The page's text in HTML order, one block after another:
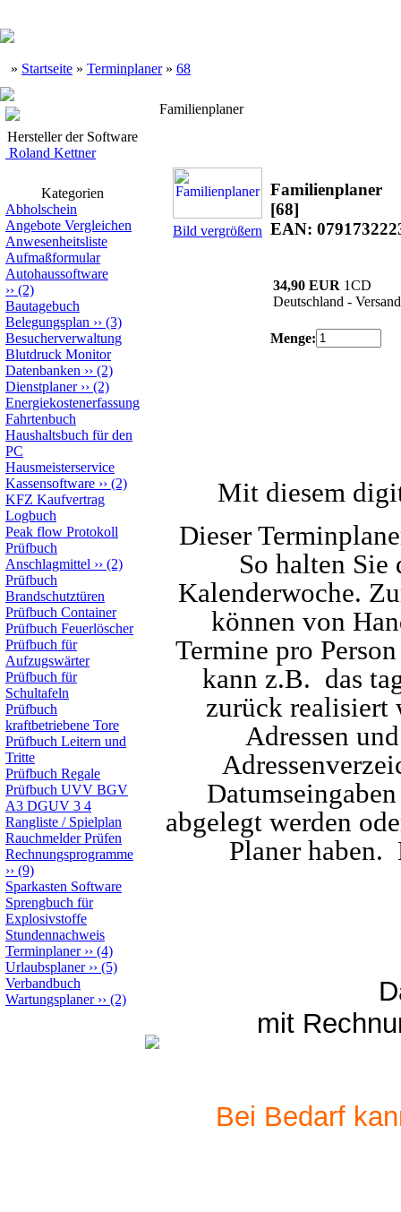
» Startseite » Terminplaner» 68
Hersteller der Software
Roland Kettner
Kategorien
Abholschein
Angebote Vergleichen
Anwesenheitsliste
Aufmaßformular
Autohaussoftware
›› (2)
Bautagebuch
Belegungsplan ›› (3)
Besucherverwaltung
Blutdruck Monitor
Datenbanken ›› (2)
Dienstplaner›› (2)
Energiekostenerfassung
Fahrtenbuch
Haushaltsbuch für den
PC
Hausmeisterservice
Kassensoftware ›› (2)
KFZ Kaufvertrag
Logbuch
Peak flow Protokoll
Prüfbuch
Anschlagmittel ›› (2)
Prüfbuch
Brandschutztüren
Prüfbuch Container
Prüfbuch Feuerlöscher
Prüfbuch für
Aufzugswärter
Prüfbuch für
Schultafeln
Prüfbuch
kraftbetriebene Tore
Prüfbuch Leitern und
Tritte
Prüfbuch Regale
Prüfbuch UVV BGV
A3 DGUV 3 4
Rangliste / Spielplan
Rauchmelder Prüfen
Rechnungsprogramme
›› (9)
Sparkasten Software
Sprengbuch für
Explosivstoffe
Stundennachweis
Terminplaner›› (4)
Urlaubsplaner›› (5)
Verbandbuch
Wartungsplaner›› (2)
Familienplaner
Bild vergrößern
Familienplaner
[68]
EAN:
34,90 EUR 1CD
Deutschland -
Menge:
Mit diesem
Dieser
So halten
Kalenderwoche.
können von
Termine pro
kann z.B. das
zurück realisiert
Adressen
abgelegt werden
Planer haben.
mit
Bei Bedarf